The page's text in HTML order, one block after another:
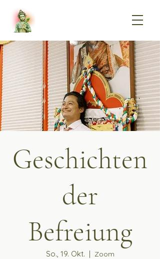
Geschichten
der
Befreiung
So., 19. Okt.
  |
Zoom